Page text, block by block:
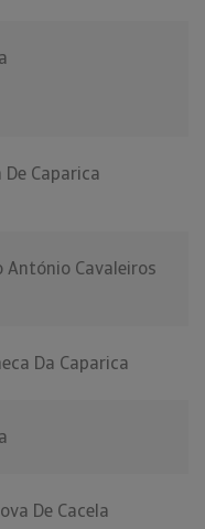
De Caparica
António Cavaleiros
Da Caparica
De Cacela